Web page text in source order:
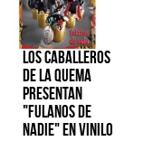
Los Caballeros
de la Quema
presentan
"Fulanos de
Nadie" en vinilo